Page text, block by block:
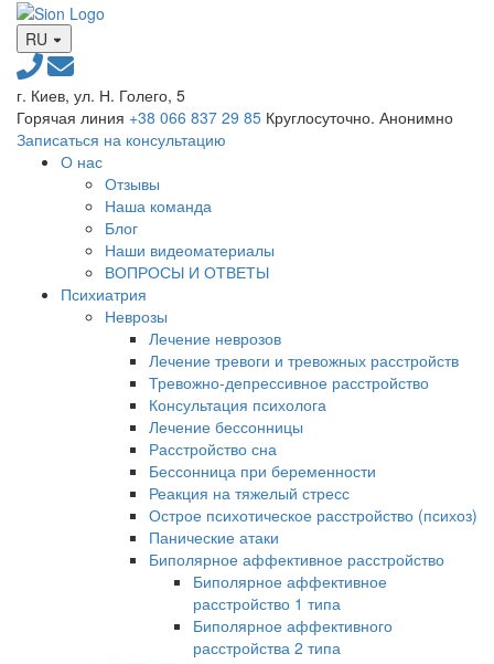
RU
г. Киев, ул. Н. Голего, 5
Горячая линия +38 066 837 29 85 Круглосуточно. Анонимно
Записаться на консультацию
О нас
Отзывы
Наша команда
Блог
Наши видеоматериалы
ВОПРОСЫ И ОТВЕТЫ
Психиатрия
Неврозы
Лечение неврозов
Лечение тревоги и тревожных расстройств
Тревожно-депрессивное расстройство
Консультация психолога
Лечение бессонницы
Расстройство сна
Бессонница при беременности
Реакция на тяжелый стресс
Острое психотическое расстройство (психоз)
Панические атаки
Биполярное аффективное расстройство
Биполярное аффективное
расстройство 1 типа
Биполярное аффективного
расстройства 2 типа